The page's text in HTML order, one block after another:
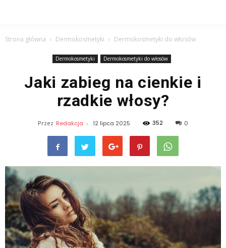
Strona główna Dermokosmetyki Dermokosmetyki do włosów
Dermokosmetyki Dermokosmetyki do włosów
Jaki zabieg na cienkie i
rzadkie włosy?
Przez Redakcja - 12 lipca 2025 352 0